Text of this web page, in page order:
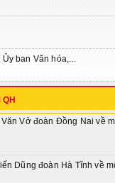
ban Văn hóa,...
Vở đoàn Đồng Nai về
Dũng đoàn Hà Tĩnh về